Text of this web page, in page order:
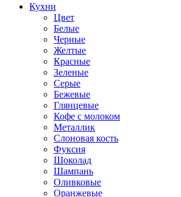
Кухни
Цвет
Белые
Черные
Желтые
Красные
Зеленые
Серые
Бежевые
Глянцевые
Кофе с молоком
Металлик
Слоновая кость
Фуксия
Шоколад
Шампань
Оливковые
Оранжевые